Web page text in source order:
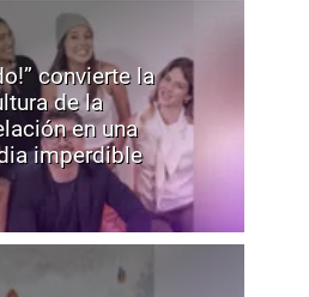
convierte la
de la
en una
imperdible